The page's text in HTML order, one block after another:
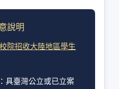
說明
院招收大陸地區學生
具臺灣公立或已立案